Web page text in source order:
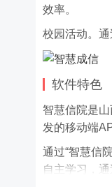
效率。
校园活动。通
软件特色
智慧信院是
发的移动端
通过“智慧信
自主学习，